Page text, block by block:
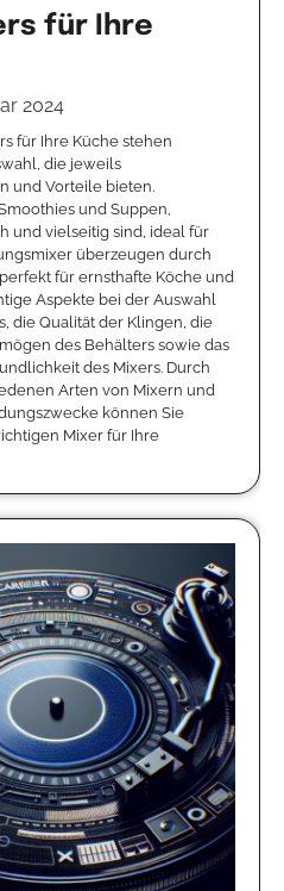
für Ihre
2024
für Ihre Küche stehen
die jeweils
und Vorteile bieten.
und Suppen,
und vielseitig sind, ideal für
überzeugen durch
für ernsthafte Köche und
Aspekte bei der Auswahl
die Qualität der Klingen, die
des Behälters sowie das
des Mixers. Durch
Arten von Mixern und
können Sie
Mixer für Ihre